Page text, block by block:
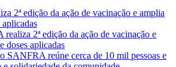
2ª edição da ação de vacinação e
doses aplicadas